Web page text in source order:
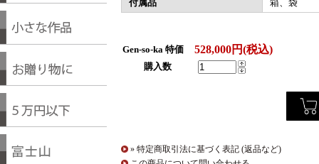
付属品
箱、袋
Gen-so-ka 特価 528,000円(税込)
購入数
» 特定商取引法に基づく表記 (返品など)